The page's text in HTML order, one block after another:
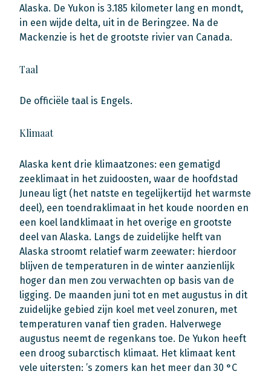
Alaska. De Yukon is 3.185 kilometer lang en mondt,
in een wijde delta, uit in de Beringzee. Na de
Mackenzie is het de grootste rivier van Canada.
Taal
De officiële taal is Engels.
Klimaat
Alaska kent drie klimaatzones: een gematigd
zeeklimaat in het zuidoosten, waar de hoofdstad
Juneau ligt (het natste en tegelijkertijd het warmste
deel), een toendraklimaat in het koude noorden en
een koel landklimaat in het overige en grootste
deel van Alaska. Langs de zuidelijke helft van
Alaska stroomt relatief warm zeewater: hierdoor
blijven de temperaturen in de winter aanzienlijk
hoger dan men zou verwachten op basis van de
ligging. De maanden juni tot en met augustus in dit
zuidelijke gebied zijn koel met veel zonuren, met
temperaturen vanaf tien graden. Halverwege
augustus neemt de regenkans toe. De Yukon heeft
een droog subarctisch klimaat. Het klimaat kent
vele uitersten: ’s zomers kan het meer dan 30 °C